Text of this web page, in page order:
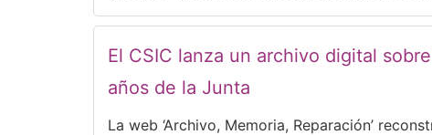
El CSIC lanza un archivo digital
años de la Junta
La web ‘Archivo, Memoria, Reparación’